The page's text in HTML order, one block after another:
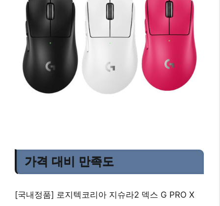
가격 대비 만족도
[국내정품] 로지텍코리아 지슈라2 덱스 G PRO X